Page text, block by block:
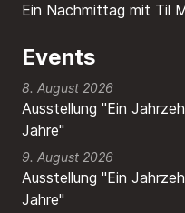
Ein Nachmittag mit Til
Events
8. August 2026
Ausstellung "Ein
Jahre"
9. August 2026
Ausstellung "Ein
Jahre"